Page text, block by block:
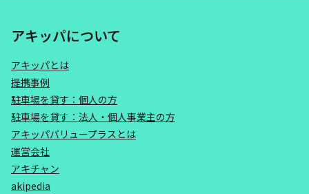
アキッパについて
アキッパとは
提携事例
駐車場を貸す：個人の方
駐車場を貸す：法人・個人事業主の方
アキッパバリュープラスとは
運営会社
アキチャン
akipedia